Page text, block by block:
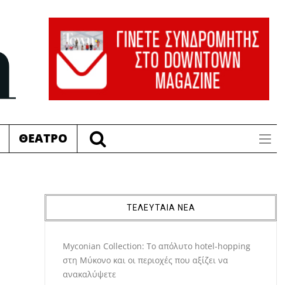
ΘΕΑΤΡΟ
ΤΕΛΕΥΤΑΙΑ ΝΕΑ
Myconian Collection: Το απόλυτο hotel-hopping
στη Μύκονο και οι περιοχές που αξίζει να
ανακαλύψετε